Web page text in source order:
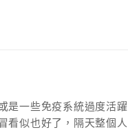
是一些免疫系統過度活躍
看似也好了，隔天整個人